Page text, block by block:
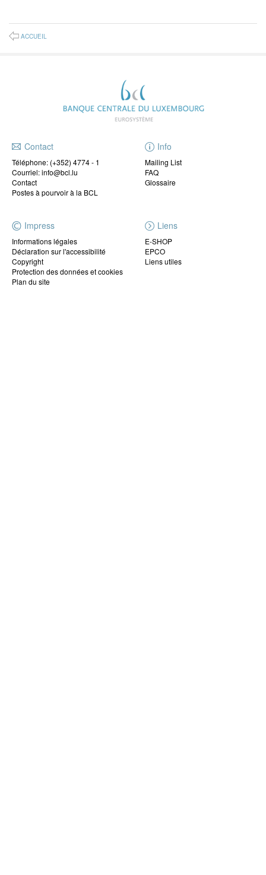
ACCUEIL
Contact
Téléphone: (+352) 4774 - 1
Courriel: info@bcl.lu
Contact
Postes à pourvoir à la BCL
Info
Mailing List
FAQ
Glossaire
Impress
Informations légales
Déclaration sur l'accessibilité
Copyright
Protection des données et cookies
Plan du site
Liens
E-SHOP
EPCO
Liens utiles